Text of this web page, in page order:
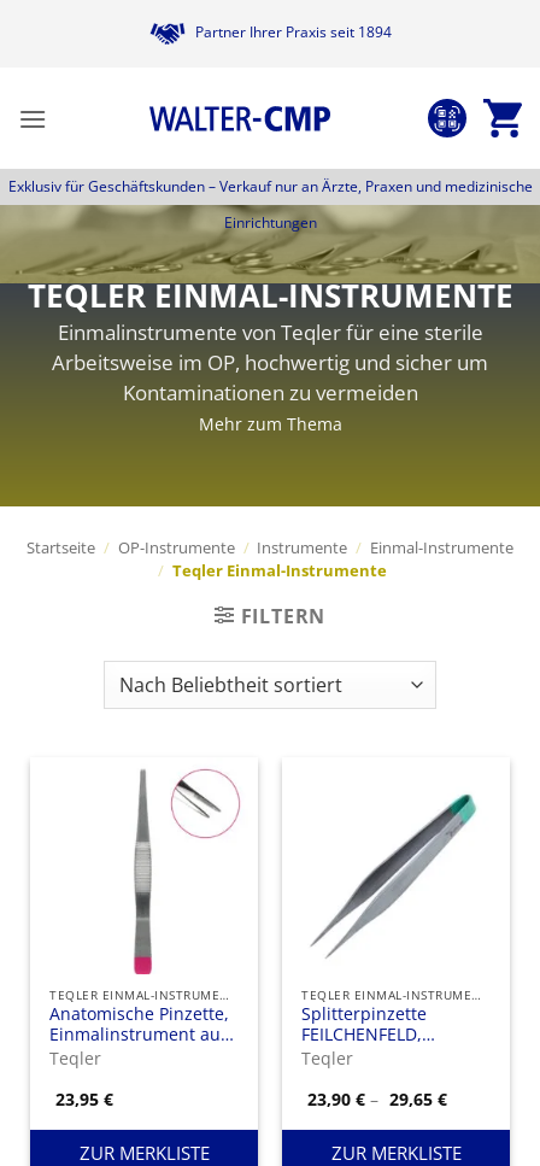
Partner Ihrer Praxis seit 1894
Exklusiv für Geschäftskunden –Verkauf nur an Ärzte, Praxen und medizinische
Einrichtungen
TEQLER EINMAL-INSTRUMENTE
Einmalinstrumente von Teqler für eine sterile
Arbeitsweise im OP, hochwertig und sicher um
Kontaminationen zu vermeiden
Mehr zum Thema
Startseite / OP-Instrumente / Instrumente / Einmal-Instrumente
/ Teqler Einmal-Instrumente
FILTERN
TEQLER EINMAL-INSTRUMENTE
Anatomische Pinzette,
Einmalinstrument aus
rostfreiem Edelstahl
Teqler
23,95€
ZUR MERKLISTE
TEQLER EINMAL-INSTRUMENTE
Splitterpinzette
FEILCHENFELD,
Hochwertige
Splitterpinzette für
den Einmalgebrauch
Teqler
23,90€ – 29,65€
23,90 €
bis
29,65 €
ZUR MERKLISTE